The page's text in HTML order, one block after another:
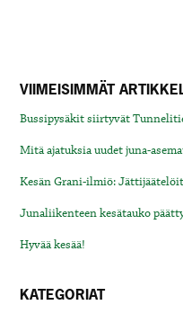
VIIMEISIMMÄT
Bussipysäkit siirtyvät
Mitä ajatuksia uudet juna-
Kesän Grani-ilmiö:
Junaliikenteen kesätauko
Hyvää kesää!
KATEGORIAT